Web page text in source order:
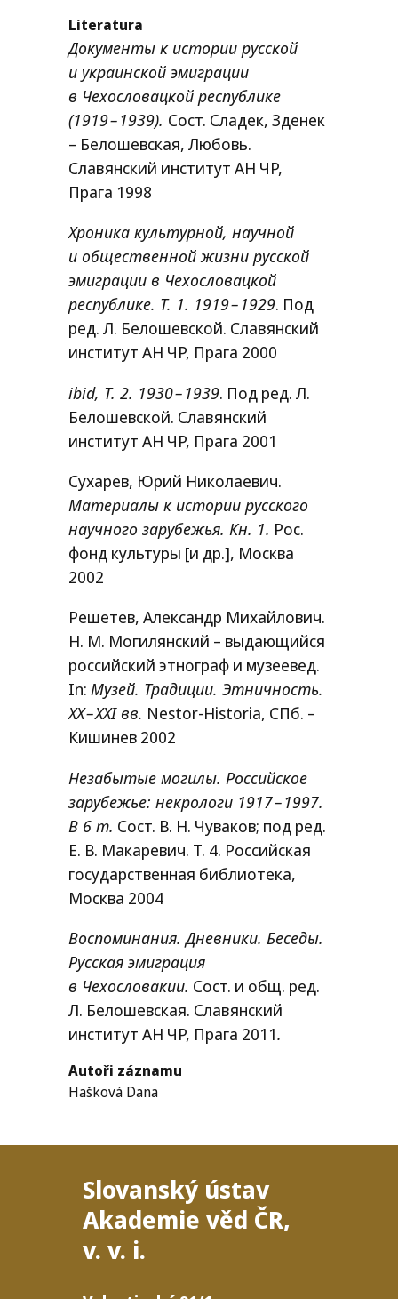
Literatura
Документы к истории русской
и украинской эмиграции
в Чехословацкой республике
(1919 – 1939). Сост. Сладек, Зденек
– Белошевская, Любовь.
Славянский институтАН ЧР,
Прага 1998
Хроника культурной, научной
и общественной жизни русской
эмиграции в Чехословацкой
республике. Т. 1. 1919 – 1929. Под
ред. Л. Белошевской. Славянский
институтАН ЧР, Прага 2000
ibid, Т. 2. 1930 – 1939. Под ред. Л.
Белошевской. Славянский
институтАН ЧР, Прага 2001
Сухарев, Юрий Николаевич.
Материалы к истории русского
научного зарубежья. Кн. 1. Рос.
фонд культуры [и др.], Мoсква
2002
Решетев, Александр Михайлович.
Н. М. Могилянский – выдающийся
российский этнограф и музеевед.
In:Музей. Традиции. Этничность.
XX–XXIвв. Nestor-Historia, СПб. –
Кишинев 2002
Незабытые могилы. Российское
зарубежье: некрологи 1917 – 1997.
В 6 т. Сост. В. Н. Чуваков; под ред.
Е. В. Макаревич. Т. 4. Российская
государственная библиотека,
Москва 2004
Воспоминания. Дневники. Беседы.
Русская эмиграция
в Чехословакии. Сост. и общ. ред.
Л. Белошевская. Славянский
институтАН ЧР, Прага 2011.
Autoři záznamu
Hašková Dana
Slovanský ústav
Akademie věd ČR,
v. v. i.